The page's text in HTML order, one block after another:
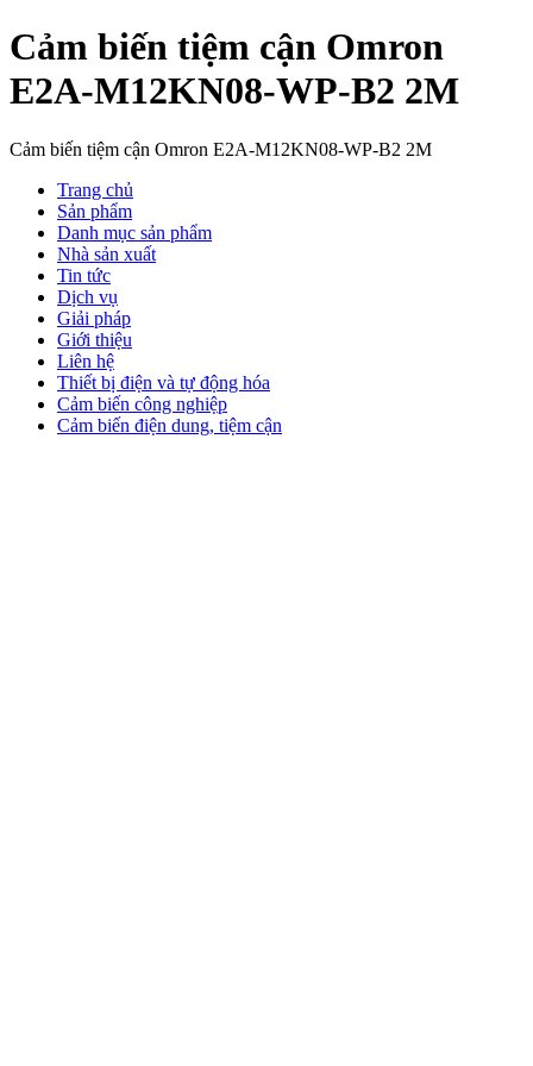
Cảm biến tiệm cận Omron
E2A-M12KN08-WP-B2 2M
Cảm biến tiệm cận Omron E2A-M12KN08-WP-B2 2M
Trang chủ
Sản phẩm
Danh mục sản phẩm
Nhà sản xuất
Tin tức
Dịch vụ
Giải pháp
Giới thiệu
Liên hệ
Thiết bị điện và tự động hóa
Cảm biến công nghiệp
Cảm biến điện dung, tiệm cận